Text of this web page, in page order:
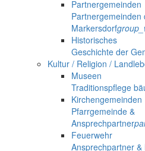
Partnergemeinden
Partnergemeinden
Markersdorf
Historisches
Geschichte der
Kultur / Religion /
Museen
Traditionspflege
Kirchengemeinden
Pfarrgemeinde &
Ansprechpartner
Feuerwehr
Ansprechpartner